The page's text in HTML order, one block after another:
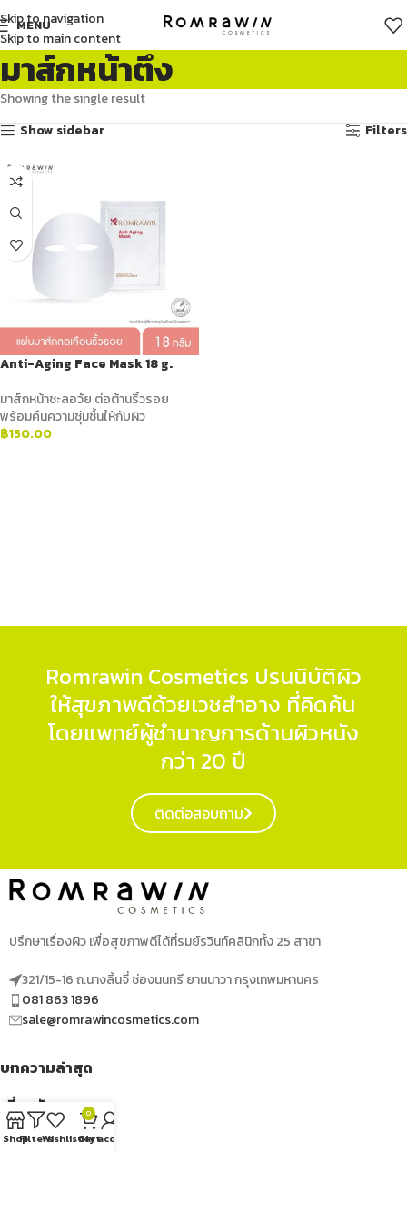
Skip to navigation
Skip to main content
MENU
มาส์กหน้าตึง
Showing the single result
Show sidebar
Filters
Anti-Aging Face Mask 18 g.
มาส์กหน้าชะลอวัย ต่อต้านริ้วรอย
พร้อมคืนความชุ่มชื้นให้กับผิว
฿150.00
Romrawin Cosmetics ปรนนิบัติผิว
ให้สุขภาพดีด้วยเวชสำอาง ที่คิดค้น
โดยแพทย์ผู้ชำนาญการด้านผิวหนัง
กว่า 20 ปี
ติดต่อสอบถาม
ปรึกษาเรื่องผิว เพื่อสุขภาพดีได้ที่รมย์รวินท์คลินิกทั้ง 25 สาขา
321/15-16 ถ.นางลิ้นจี่ ช่องนนทรี ยานนาวา กรุงเทพมหานคร
081 863 1896
sale@romrawincosmetics.com
บทความล่าสุด
เกี่ยวกับเรา
เมนูด่วน
ShopFiltersWishlist
0
Cart
My account